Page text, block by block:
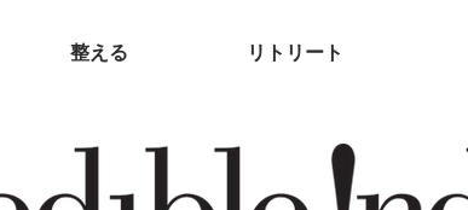
整える リトリート